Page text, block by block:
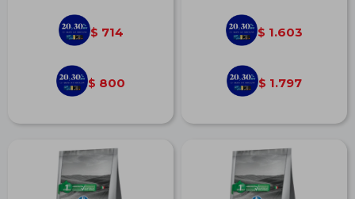
$ 714
$ 800
$ 1.603
$ 1.797